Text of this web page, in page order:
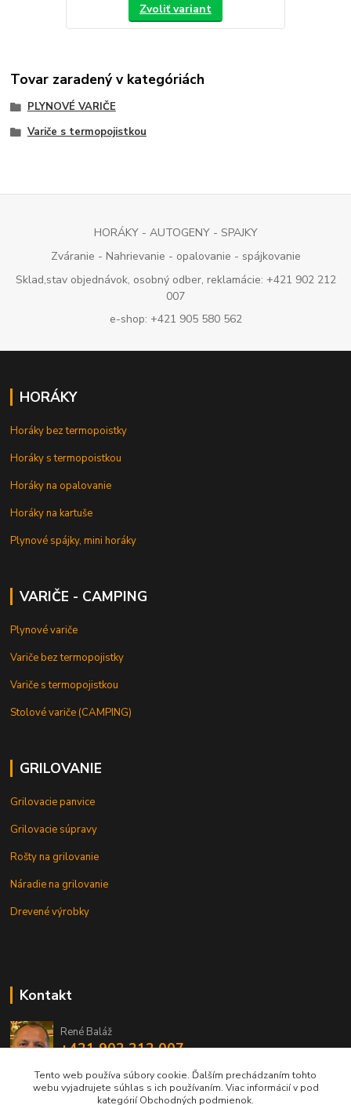
Zvoliť variant
Tovar zaradený v kategóriách
PLYNOVÉ VARIČE
Variče s termopojistkou
HORÁKY - AUTOGENY - SPAJKY
Zváranie - Nahrievanie - opalovanie - spájkovanie
Sklad,stav objednávok, osobný odber, reklamácie: +421 902 212
007
e-shop: +421 905 580 562
HORÁKY
Horáky bez termopoistky
Horáky s termopoistkou
Horáky na opalovanie
Horáky na kartuše
Plynové spájky, mini horáky
VARIČE - CAMPING
Plynové variče
Variče bez termopojistky
Variče s termopojistkou
Stolové variče (CAMPING)
GRILOVANIE
Grilovacie panvice
Grilovacie súpravy
Rošty na grilovanie
Náradie na grilovanie
Drevené výrobky
Kontakt
René Baláž
+421 902 212 007
info@liatinovehoraky.sk
Tento web používa súbory cookie. Ďalším prechádzaním tohto
webu vyjadrujete súhlas s ich používaním. Viac informácií v pod
kategórií Obchodných podmienok.